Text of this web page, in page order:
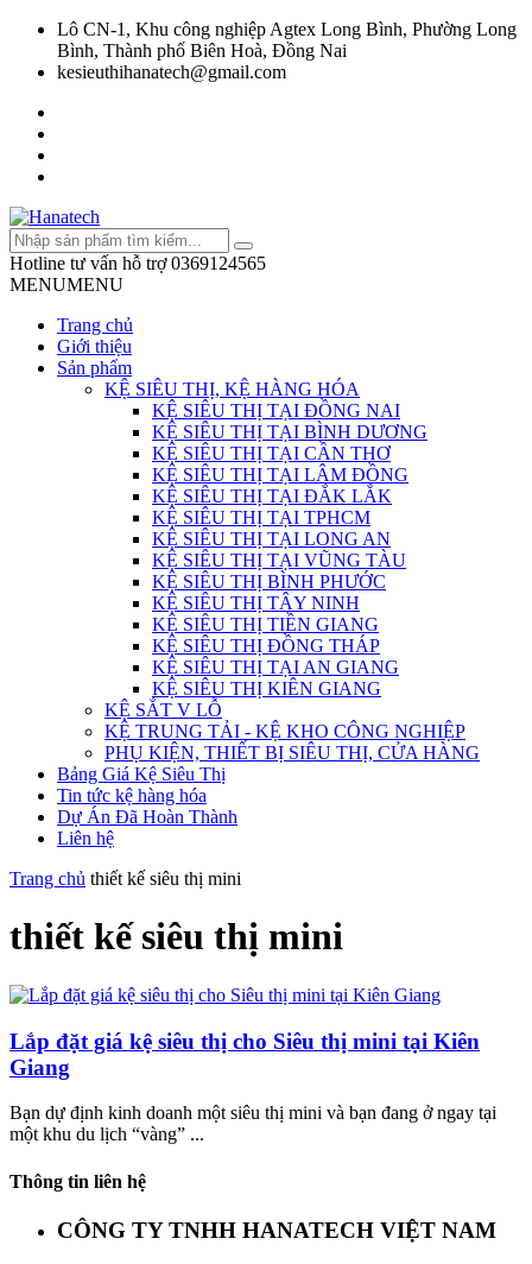
Lô CN-1, Khu công nghiệp Agtex Long Bình, Phường Long
Bình, Thành phố Biên Hoà, Đồng Nai
kesieuthihanatech@gmail.com
Hotline tư vấn hỗ trợ 0369124565
MENUMENU
Trang chủ
Giới thiệu
Sản phẩm
KỆ SIÊU THỊ, KỆ HÀNG HÓA
KỆ SIÊU THỊ TẠI ĐỒNG NAI
KỆ SIÊU THỊ TẠI BÌNH DƯƠNG
KỆ SIÊU THỊ TẠI CẦN THƠ
KỆ SIÊU THỊ TẠI LÂM ĐỒNG
KỆ SIÊU THỊ TẠI ĐẮK LẮK
KỆ SIÊU THỊ TẠI TPHCM
KỆ SIÊU THỊ TẠI LONG AN
KỆ SIÊU THỊ TẠI VŨNG TÀU
KỆ SIÊU THỊ BÌNH PHƯỚC
KỆ SIÊU THỊ TÂY NINH
KỆ SIÊU THỊ TIỀN GIANG
KỆ SIÊU THỊ ĐỒNG THÁP
KỆ SIÊU THỊ TẠI AN GIANG
KỆ SIÊU THỊ KIÊN GIANG
KỆ SẮT V LỖ
KỆ TRUNG TẢI - KỆ KHO CÔNG NGHIỆP
PHỤ KIỆN, THIẾT BỊ SIÊU THỊ, CỬA HÀNG
Bảng Giá Kệ Siêu Thị
Tin tức kệ hàng hóa
Dự Án Đã Hoàn Thành
Liên hệ
Trang chủ thiết kế siêu thị mini
thiết kế siêu thị mini
Lắp đặt giá kệ siêu thị cho Siêu thị mini tại Kiên
Giang
Bạn dự định kinh doanh một siêu thị mini và bạn đang ở ngay tại
một khu du lịch “vàng” ...
Thông tin liên hệ
CÔNG TY TNHH HANATECH VIỆT NAM